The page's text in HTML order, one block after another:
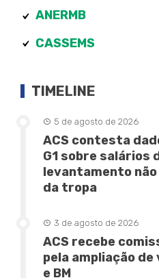
ANERMB
CASSEMS
TIMELINE
5 de agosto de 2026
ACS contesta
G1 sobre salários
levantamento
da tropa
3 de agosto de 2026
ACS recebe
pela ampliação de
e BM